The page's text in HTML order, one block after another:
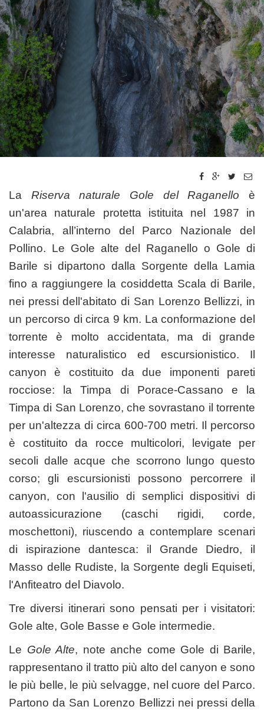
La Riserva naturale Gole del Raganello è
un'area naturale protetta istituita nel 1987 in
Calabria, all’interno del Parco Nazionale del
Pollino. Le Gole alte del Raganello o Gole di
Barile si dipartono dalla Sorgente della Lamia
fino a raggiungere la cosiddetta Scala di Barile,
nei pressi dell'abitato di San Lorenzo Bellizzi, in
un percorso di circa 9 km. La conformazione del
torrente è molto accidentata, ma di grande
interesse naturalistico ed escursionistico. Il
canyon è costituito da due imponenti pareti
rocciose: la Timpa di Porace-Cassano e la
Timpa di San Lorenzo, che sovrastano il torrente
per un'altezza di circa 600-700 metri. Il percorso
è costituito da rocce multicolori, levigate per
secoli dalle acque che scorrono lungo questo
corso; gli escursionisti possono percorrere il
canyon, con l'ausilio di semplici dispositivi di
autoassicurazione (caschi rigidi, corde,
moschettoni), riuscendo a contemplare scenari
di ispirazione dantesca: il Grande Diedro, il
Masso delle Rudiste, la Sorgente degli Equiseti,
l'Anfiteatro del Diavolo.
Tre diversi itinerari sono pensati per i visitatori:
Gole alte, Gole Basse e Gole intermedie.
Le Gole Alte, note anche come Gole di Barile,
rappresentano il tratto più alto del canyon e sono
le più belle, le più selvagge, nel cuore del Parco.
Partono da San Lorenzo Bellizzi nei pressi della